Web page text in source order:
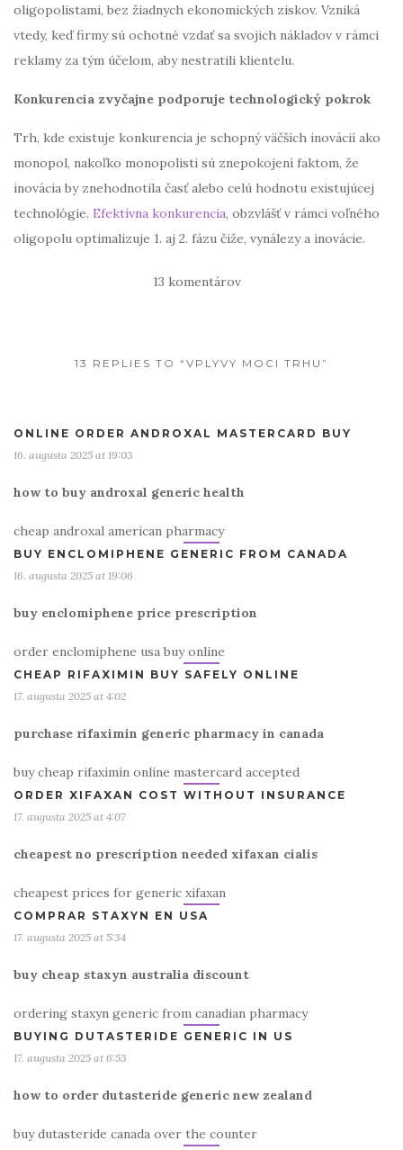
oligopolistami, bez žiadnych ekonomických ziskov. Vzniká
vtedy, keď firmy sú ochotné vzdať sa svojich nákladov v rámci
reklamy za tým účelom, aby nestratili klientelu.
Konkurencia zvyčajne podporuje technologický pokrok
Trh, kde existuje konkurencia je schopný väčších inovácií ako
monopol, nakoľko monopolisti sú znepokojení faktom, že
inovácia by znehodnotila časť alebo celú hodnotu existujúcej
technológie. Efektívna konkurencia, obzvlášť v rámci voľného
oligopolu optimalizuje 1. aj 2. fázu čiže, vynálezy a inovácie.
13 komentárov
13 REPLIES TO “VPLYVY MOCI TRHU”
ONLINE ORDER ANDROXAL MASTERCARD BUY
16. augusta 2025 at 19:03
how to buy androxal generic health
cheap androxal american pharmacy
BUY ENCLOMIPHENE GENERIC FROM CANADA
16. augusta 2025 at 19:06
buy enclomiphene price prescription
order enclomiphene usa buy online
CHEAP RIFAXIMIN BUY SAFELY ONLINE
17. augusta 2025 at 4:02
purchase rifaximin generic pharmacy in canada
buy cheap rifaximin online mastercard accepted
ORDER XIFAXAN COST WITHOUT INSURANCE
17. augusta 2025 at 4:07
cheapest no prescription needed xifaxan cialis
cheapest prices for generic xifaxan
COMPRAR STAXYN EN USA
17. augusta 2025 at 5:34
buy cheap staxyn australia discount
ordering staxyn generic from canadian pharmacy
BUYING DUTASTERIDE GENERIC IN US
17. augusta 2025 at 6:53
how to order dutasteride generic new zealand
buy dutasteride canada over the counter